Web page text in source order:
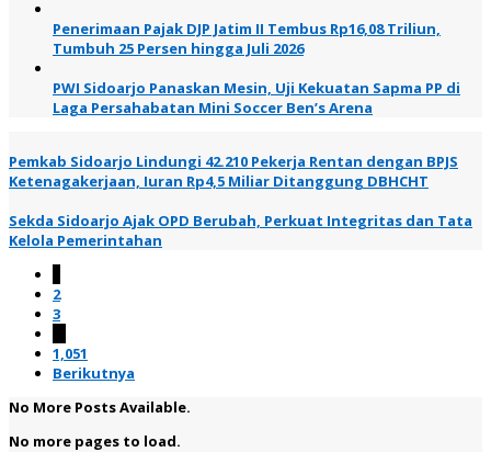
Penerimaan Pajak DJP Jatim II Tembus Rp16,08 Triliun,
Tumbuh 25 Persen hingga Juli 2026
PWI Sidoarjo Panaskan Mesin, Uji Kekuatan Sapma PP di
Laga Persahabatan Mini Soccer Ben’s Arena
Pemkab Sidoarjo Lindungi 42.210 Pekerja Rentan dengan BPJS
Ketenagakerjaan, Iuran Rp4,5 Miliar Ditanggung DBHCHT
Sekda Sidoarjo Ajak OPD Berubah, Perkuat Integritas dan Tata
Kelola Pemerintahan
2
3
1,051
Berikutnya
No More Posts Available.
No more pages to load.